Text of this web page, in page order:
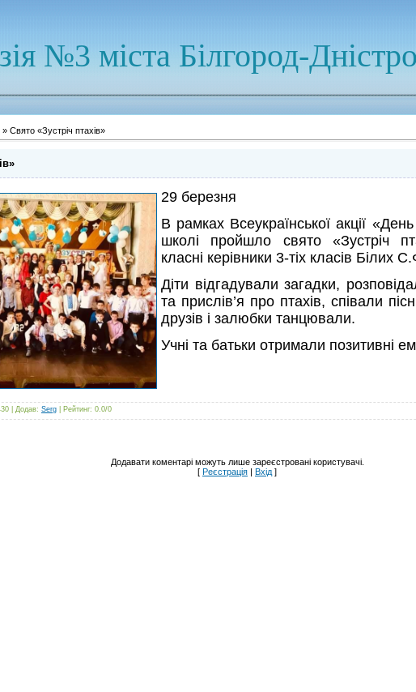
№3 міста Білгород-
» Свято «Зустріч птахів»
29 березня
В рамках Всеукраїнської акції «День
школі пройшло свято «Зустріч
класні керівники 3-тіх класів Білих
Діти відгадували загадки,
та прислів’я про птахів, співали
друзів і залюбки танцювали.
Учні та батьки отримали позитивні
| Додав: Serg Рейтинг: 0.0/0
Додавати коментарі можуть лише зареєстровані користувачі.
[ Реєстрація | Вхід ]